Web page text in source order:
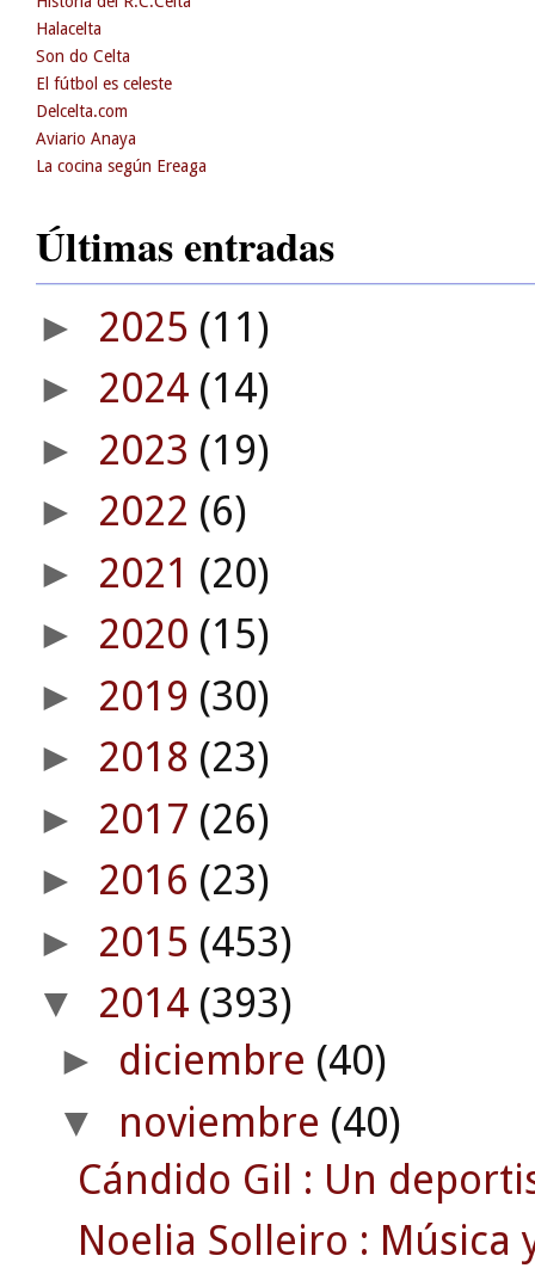
Halacelta
Son do Celta
El fútbol es celeste
Delcelta.com
Aviario Anaya
La cocina según Ereaga
Últimas entradas
► 2025 (11)
► 2024 (14)
► 2023 (19)
► 2022 (6)
► 2021 (20)
► 2020 (15)
► 2019 (30)
► 2018 (23)
► 2017 (26)
► 2016 (23)
► 2015 (453)
▼ 2014 (393)
► diciembre (40)
▼ noviembre (40)
Cándido Gil : Un
Noelia Solleiro : Música